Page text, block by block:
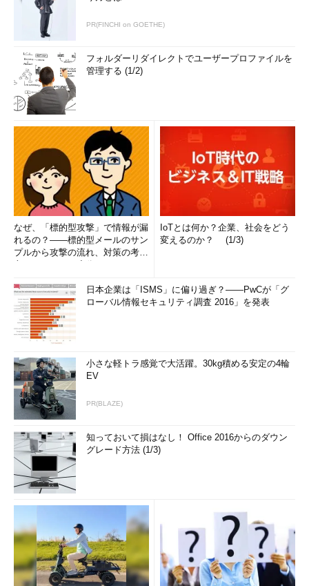
のシャットダウンや再起動処理が行われ
（8）シャットダウン処理を中止する
ウンの処理が（6）
で示した時間からカ
ウントダウンしている間にこれを押せ
ば、シャットダウン処理を中止すること
ができる。
（9）
これをクリックすると、何もせ
●Windows XP、Windows Server 2003の場合
Windows XPやWindows Server 2003では、Resource Kitなど
を導入しなくても、もともとこのコマンドが用意されている。
GUI機能も少し拡張されており、同時に複数のコンピューターを
シャットダウンする機能などが追加されている。
である（引数なしか「/?」を指定すると表示される）。Windows
Server 2003用のshutdown.exeでは、さらにいくつかのオプショ
ンパラメーターが追加され、より細かくシャットダウンの理由な
どを記録できるようになっている（Windows Server 2003のヘル
れる）。
C:\>shutdown
使用法: shutdown [-i | -l | -s | -r | -a] [-f] [-m \\コンピュータ
ー名] [-t xx] [-c "コメント"] [-d up:xx:yy]
引数なし このメッセージを表示します (-? と
同じです)
ションは最初に指定する必要があります
-l ログオフ (-m オプションとは併用でき
ません)
-s コンピューターをシャットダウンしま
PR(FINCHI on GOETHE)
フォルダーリダイレクトでユーザープロファイルを
管理する (1/2)
なぜ、「標的型攻撃」で情報が漏
れるの？――標的型メールのサン
プルから攻撃の流れ、対策の考え
IoTとは何か？企業、社会をどう
変えるのか？ (1/3)
日本企業は「ISMS」に偏り過ぎ？――PwCが「グ
ローバル情報セキュリティ調査 2016」を発表
小さな軽トラ感覚で大活躍。30kg積める安定の4輪
EV
PR(BLAZE)
知っておいて損はなし！ Office 2016からのダウン
グレード方法 (1/3)